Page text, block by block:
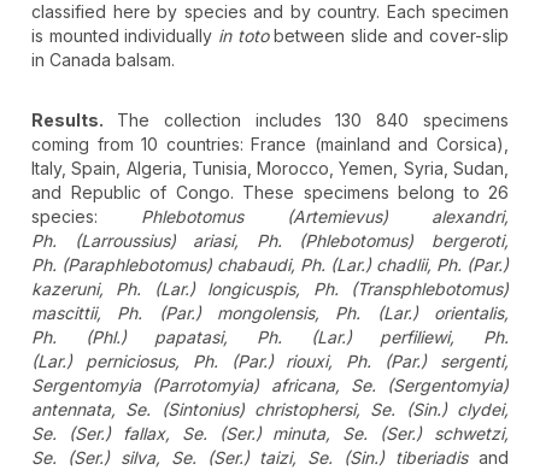
classified here by species and by country. Each specimen
is mounted individually in totobetween slide and cover-slip
in Canada balsam.
Results. The collection includes 130 840 specimens
coming from 10 countries: France (mainland and Corsica),
Italy, Spain, Algeria, Tunisia, Morocco, Yemen, Syria, Sudan,
and Republic of Congo. These specimens belong to 26
species: Phlebotomus (Artemievus) alexandri,
Ph. (Larroussius) ariasi, Ph. (Phlebotomus) bergeroti,
Ph. (Paraphlebotomus) chabaudi, Ph. (Lar.) chadlii, Ph. (Par.)
kazeruni, Ph. (Lar.) longicuspis, Ph. (Transphlebotomus)
mascittii, Ph. (Par.) mongolensis, Ph. (Lar.) orientalis,
Ph. (Phl.) papatasi, Ph. (Lar.) perfiliewi, Ph.
(Lar.) perniciosus, Ph. (Par.) riouxi, Ph.
(Par.) sergenti,
Sergentomyia (Parrotomyia) africana, Se. (Sergentomyia)
antennata, Se. (Sintonius) christophersi, Se. (Sin.) clydei,
Se. (Ser.) fallax, Se. (Ser.) minuta, Se. (Ser.) schwetzi,
Se. (Ser.) silva, Se. (Ser.) taizi, Se. (Sin.) tiberiadis and